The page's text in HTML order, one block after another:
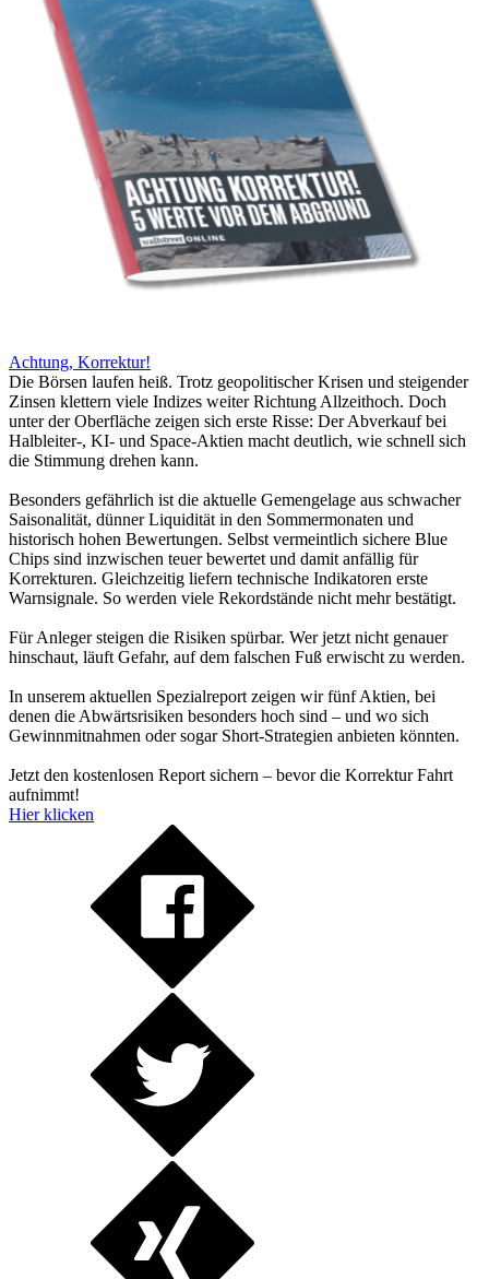
Achtung, Korrektur!
Die Börsen laufen heiß. Trotz geopolitischer Krisen und steigender
Zinsen klettern viele Indizes weiter Richtung Allzeithoch. Doch
unter der Oberfläche zeigen sich erste Risse: Der Abverkauf bei
Halbleiter-, KI- und Space-Aktien macht deutlich, wie schnell sich
die Stimmung drehen kann.
Besonders gefährlich ist die aktuelle Gemengelage aus schwacher
Saisonalität, dünner Liquidität in den Sommermonaten und
historisch hohen Bewertungen. Selbst vermeintlich sichere Blue
Chips sind inzwischen teuer bewertet und damit anfällig für
Korrekturen. Gleichzeitig liefern technische Indikatoren erste
Warnsignale. So werden viele Rekordstände nicht mehr bestätigt.
Für Anleger steigen die Risiken spürbar. Wer jetzt nicht genauer
hinschaut, läuft Gefahr, auf dem falschen Fuß erwischt zu werden.
In unserem aktuellen Spezialreport zeigen wir fünf Aktien, bei
denen die Abwärtsrisiken besonders hoch sind – und wo sich
Gewinnmitnahmen oder sogar Short-Strategien anbieten könnten.
Jetzt den kostenlosen Report sichern – bevor die Korrektur Fahrt
aufnimmt!
Hier klicken